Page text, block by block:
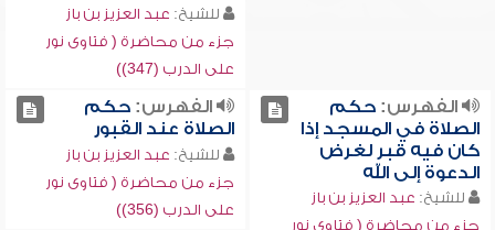
للشيخ: عبد العزيز بن باز
جزء من محاضرة ( فتاوى نور
على الدرب (347))
الفهرس:حكم
الصلاة في المسجد إذا
كان فيه قبر لغرض
الدعوة إلى الله
للشيخ: عبد العزيز بن باز
جزء من محاضرة ( فتاوى نور
الفهرس:حكم
الصلاة عند القبور
للشيخ: عبد العزيز بن باز
جزء من محاضرة ( فتاوى نور
على الدرب (356))